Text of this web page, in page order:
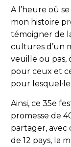
A l’heure où
mon histoire
témoigner de
cultures d’un
veuille ou pas,
pour ceux et
pour
Ainsi, ce 35e
promesse de
partager, avec
de 12 pays, la